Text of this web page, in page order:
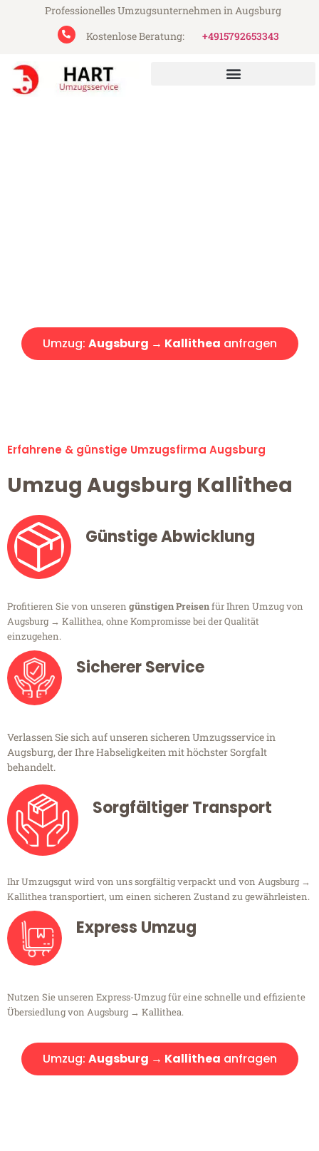
Professionelles Umzugsunternehmen in Augsburg
Kostenlose Beratung:
+4915792653343
Umzug: Augsburg → Kallithea anfragen
Erfahrene & günstige Umzugsfirma Augsburg
Umzug Augsburg Kallithea
Günstige Abwicklung
Profitieren Sie von unseren günstigen Preisenfür Ihren Umzug von
Augsburg → Kallithea, ohne Kompromisse bei der Qualität
einzugehen.
Sicherer Service
Verlassen Sie sich auf unseren sicheren Umzugsservice in
Augsburg, der Ihre Habseligkeiten mit höchster Sorgfalt
behandelt.
Sorgfältiger Transport
Ihr Umzugsgut wird von uns sorgfältig verpackt und von Augsburg →
Kallithea transportiert, um einen sicheren Zustand zu gewährleisten.
Express Umzug
Nutzen Sie unseren Express-Umzug für eine schnelle und effiziente
Übersiedlung von Augsburg → Kallithea.
Umzug: Augsburg → Kallithea anfragen